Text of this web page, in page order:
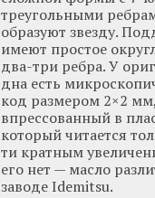
треугольными
образуют звезду.
имеют простое
два-три ребра. У
дна есть
код размером 2×2 мм,
впрессованный в
который читается
ти кратным
его нет — масло
заводе Idemitsu.